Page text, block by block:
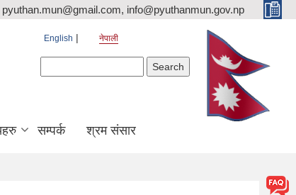
pyuthan.mun@gmail.com, info@pyuthanmun.gov.np
English नेपाली
सम्पर्क श्रम संसार